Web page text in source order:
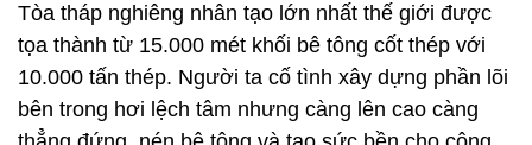
Tòa tháp nghiêng nhân tạo lớn nhất thế giới được
tọa thành từ 15.000 mét khối bê tông cốt thép với
10.000 tấn thép. Người ta cố tình xây dựng phần lõi
bên trong hơi lệch tâm nhưng càng lên cao càng